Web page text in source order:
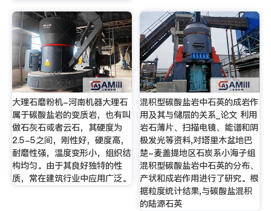
大理石磨粉机-河南机器大理石
属于碳酸盐岩的变质岩，也有叫
做石灰石或者云石，其硬度为
2.5-5之间，刚性好，硬度高，
耐磨性强，温度变形小，组织结
构均匀。由于其良好独特的性
质，常在建筑行业中应用广泛。
混积型碳酸盐岩中石英的成岩作
用及其与储层的关系_论文 利用
岩石薄片、扫描电镜、能谱和阴
极发光等资料,对塔里木盆地巴
楚-麦盖提地区石炭系小海子组
混积型碳酸盐岩中石英的分布、
产状和成岩作用进行了研究。根
据粒度统计结果,与碳酸盐混积
的陆源石英